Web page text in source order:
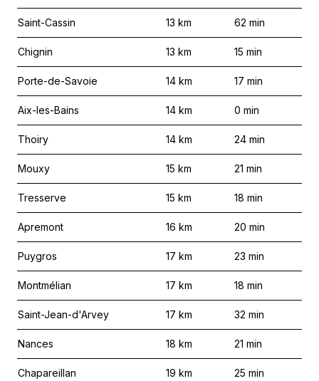
Saint-Cassin 13 km 62 min
Chignin 13 km 15 min
Porte-de-Savoie 14 km 17 min
Aix-les-Bains 14 km 0 min
Thoiry 14 km 24 min
Mouxy 15 km 21 min
Tresserve 15 km 18 min
Apremont 16 km 20 min
Puygros 17 km 23 min
Montmélian 17 km 18 min
Saint-Jean-d'Arvey 17 km 32 min
Nances 18 km 21 min
Chapareillan 19 km 25 min